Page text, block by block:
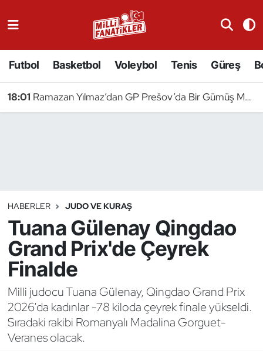
Futbol Basketbol Voleybol Tenis Güreş
18:01 Ramazan Yılmaz’dan GP Prešov’da Bir Gümüş Madalya Daha
HABERLER JUDO VE KURAŞ
Tuana Gülenay Qingdao
Grand Prix'de Çeyrek
Finalde
Milli judocu Tuana Gülenay, Qingdao Grand Prix
2026'da kadınlar -78 kiloda çeyrek finale yükseldi.
Sıradaki rakibi Romanyalı Madalina Gorguet-
Veranes olacak.
Badminton
Binicilik
Bisiklet
Bocce Bowling Dart
Boks
Briç